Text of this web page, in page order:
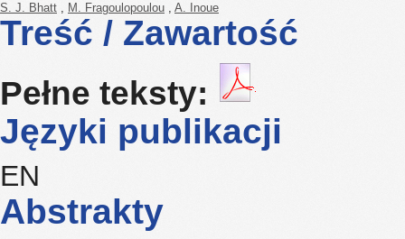
S. J. Bhatt , M. Fragoulopoulou , A. Inoue
Treść / Zawartość
Pełne teksty:
Języki publikacji
EN
Abstrakty